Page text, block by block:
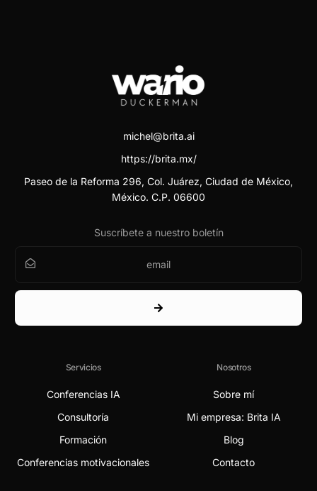
michel@brita.ai
https://brita.mx/
Paseo de la Reforma 296, Col. Juárez, Ciudad de México,
México. C.P. 06600
Suscríbete a nuestro boletín
Servicios
Conferencias IA
Consultoría
Formación
Conferencias motivacionales
Nosotros
Sobre mí
Mi empresa: Brita IA
Blog
Contacto